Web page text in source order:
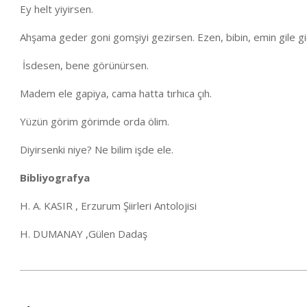
Ey helt yiyirsen.
Ahşama geder goni gomşiyi gezirsen. Ezen, bibin, emin gile
İsdesen, bene görünürsen.
Madem ele gapiya, cama hatta tırhıca çıh.
Yüzün görim görimde orda ölim.
Diyirsenki niye? Ne bilim işde ele.
Bibliyografya
H. A. KASIR , Erzurum Şiirleri Antolojisi
H. DUMANAY ,Gülen Dadaş